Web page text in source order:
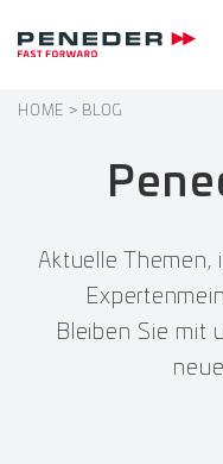
HOME BLOG
Aktuelle Themen,
Bleiben Sie mit